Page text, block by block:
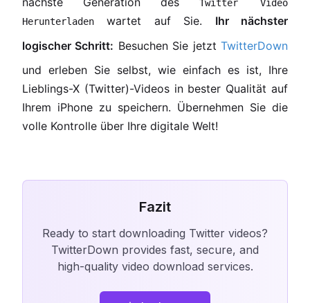
Twitter Video
Herunterladen
wartet auf Sie. Ihr nächster
logischer Schritt: Besuchen Sie jetztTwitterDown
und erleben Sie selbst, wie einfach es ist, Ihre
Lieblings-X (Twitter)-Videos in bester Qualität auf
Ihrem iPhone zu speichern. Übernehmen Sie die
volle Kontrolle über Ihre digitale Welt!
Fazit
Ready to start downloading Twitter videos?
TwitterDown provides fast, secure, and
high-quality video download services.